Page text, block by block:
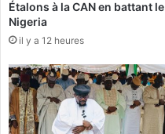
a
l
b
m
«
Z
e
B
r
é
i
l
s
e
Étalons à la CAN en battant le
Nigeria
il y a 12 heures